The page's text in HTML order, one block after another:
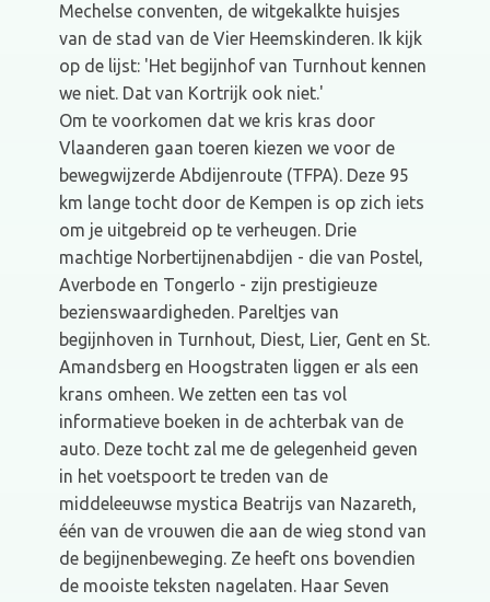
Mechelse conventen, de witgekalkte huisjes
van de stad van de Vier Heemskinderen. Ik kijk
op de lijst: 'Het begijnhof van Turnhout kennen
we niet. Dat van Kortrijk ook niet.'
Om te voorkomen dat we kris kras door
Vlaanderen gaan toeren kiezen we voor de
bewegwijzerde Abdijenroute (TFPA). Deze 95
km lange tocht door de Kempen is op zich iets
om je uitgebreid op te verheugen. Drie
machtige Norbertijnenabdijen - die van Postel,
Averbode en Tongerlo - zijn prestigieuze
bezienswaardigheden. Pareltjes van
begijnhoven in Turnhout, Diest, Lier, Gent en St.
Amandsberg en Hoogstraten liggen er als een
krans omheen. We zetten een tas vol
informatieve boeken in de achterbak van de
auto. Deze tocht zal me de gelegenheid geven
in het voetspoort te treden van de
middeleeuwse mystica Beatrijs van Nazareth,
één van de vrouwen die aan de wieg stond van
de begijnenbeweging. Ze heeft ons bovendien
de mooiste teksten nagelaten. Haar Seven